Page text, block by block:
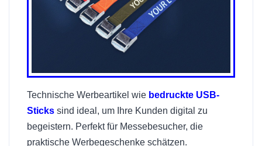
Technische Werbeartikel wie bedruckte USB-
Sticks sind ideal, um Ihre Kunden digital zu
begeistern. Perfekt für Messebesucher, die
praktische Werbegeschenke schätzen.